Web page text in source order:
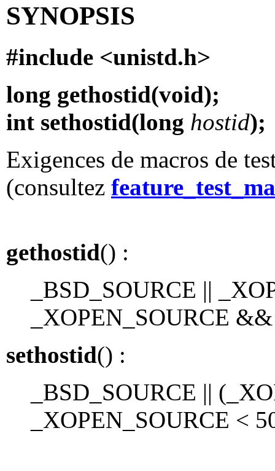
SYNOPSIS
#include <unistd.h>
long gethostid(void);
int sethostid(long hostid);
Exigences de macros de
(consultez
gethostid() :
_BSD_SOURCE ||
_XOPEN_SOURCE
sethostid() :
_BSD_SOURCE ||
_XOPEN_SOURCE <